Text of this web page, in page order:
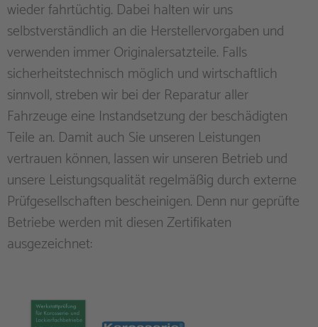
wieder fahrtüchtig. Dabei halten wir uns
selbstverständlich an die Herstellervorgaben und
verwenden immer Originalersatzteile. Falls
sicherheitstechnisch möglich und wirtschaftlich
sinnvoll, streben wir bei der Reparatur aller
Fahrzeuge eine Instandsetzung der beschädigten
Teile an. Damit auch Sie unseren Leistungen
vertrauen können, lassen wir unseren Betrieb und
unsere Leistungsqualität regelmäßig durch externe
Prüfgesellschaften bescheinigen. Denn nur geprüfte
Betriebe werden mit diesen Zertifikaten
ausgezeichnet: